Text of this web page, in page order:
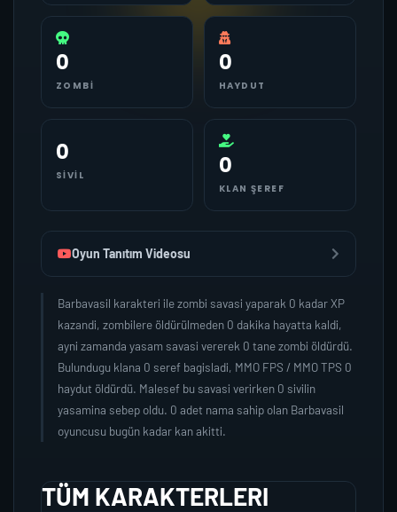
0
ZOMBI
0
HAYDUT
0
SIVIL 0
KLAN ŞEREF
Oyun Tanıtım Videosu
Barbavasil karakteri ile zombi savasi yaparak 0 kadar XP
kazandi, zombilere öldürülmeden 0 dakika hayatta kaldi,
ayni zamanda yasam savasi vererek 0 tane zombi öldürdü.
Bulundugu klana 0 seref bagisladi, MMO FPS / MMO TPS 0
haydut öldürdü. Malesef bu savasi verirken 0 sivilin
yasamina sebep oldu. 0 adet nama sahip olan Barbavasil
oyuncusu bugün kadar kan akitti.
TÜM KARAKTERLERI